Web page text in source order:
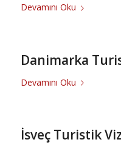
Devamını Oku
Danimarka
Devamını Oku
İsveç Turistik